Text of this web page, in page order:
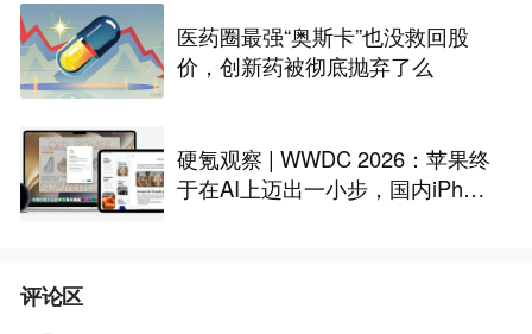
医药圈最强“奥斯卡”也没救回股
价，创新药被彻底抛弃了么
硬氪观察 | WWDC 2026：苹果终
于在AI上迈出一小步，国内iPhon
评论区